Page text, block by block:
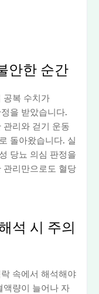
안한 순간
공복 수치가
을 받았습니다.
관리와 걷기 운동
돌아왔습니다. 실
당뇨 의심 판정을
관리만으로도 혈당
석 시 주의
속에서 해석해야
액량이 늘어나 자